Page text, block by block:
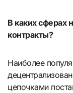
В каких сферах
контракты?
Наиболее
цепочками